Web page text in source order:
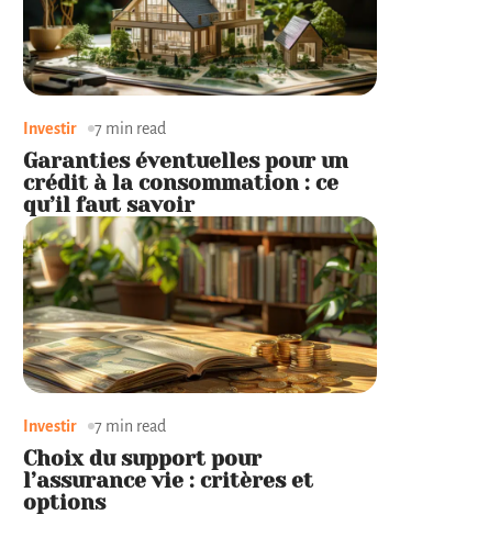
Investir 7 min read
Garanties éventuelles pour un
crédit à la consommation : ce
qu’il faut savoir
Investir 7 min read
Choix du support pour
l’assurance vie : critères et
options